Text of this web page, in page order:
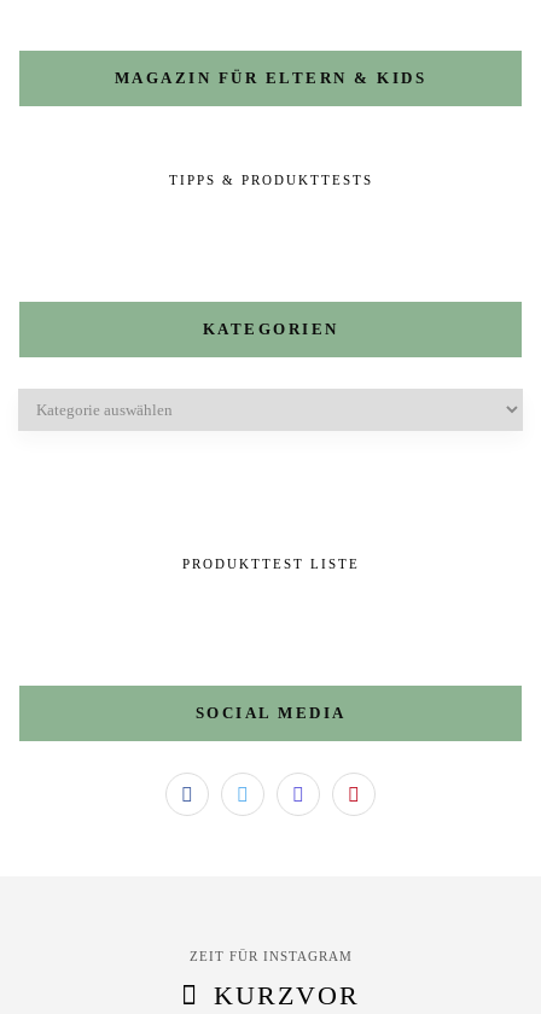
MAGAZIN FÜR ELTERN & KIDS
TIPPS & PRODUKTTESTS
KATEGORIEN
PRODUKTTEST LISTE
SOCIAL MEDIA
ZEIT FÜR INSTAGRAM
KURZVOR